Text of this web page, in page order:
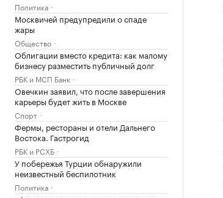
Политика
Москвичей предупредили о спаде
жары
Общество
Облигации вместо кредита: как малому
бизнесу разместить публичный долг
РБК и МСП Банк
Овечкин заявил, что после завершения
карьеры будет жить в Москве
Спорт
Фермы, рестораны и отели Дальнего
Востока. Гастрогид
РБК и РСХБ
У побережья Турции обнаружили
неизвестный беспилотник
Политика